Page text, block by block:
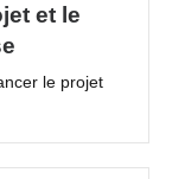
et le
le projet